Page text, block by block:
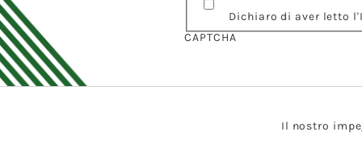
Dichiaro di aver letto
CAPTCHA
Il nostro